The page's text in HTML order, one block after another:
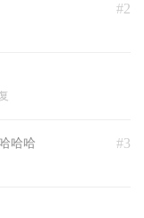
#2
#3
哈哈